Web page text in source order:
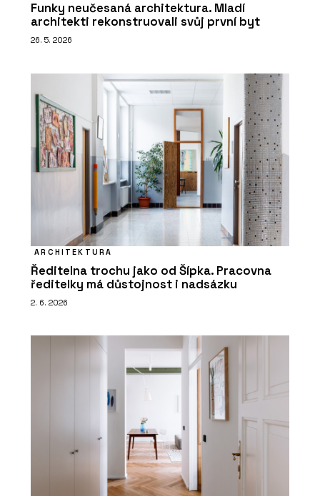
Funky neučesaná architektura. Mladí
architekti rekonstruovali svůj první byt
26. 5. 2026
ARCHITEKTURA
Ředitelna trochu jako od Šípka. Pracovna
ředitelky má důstojnost i nadsázku
2. 6. 2026